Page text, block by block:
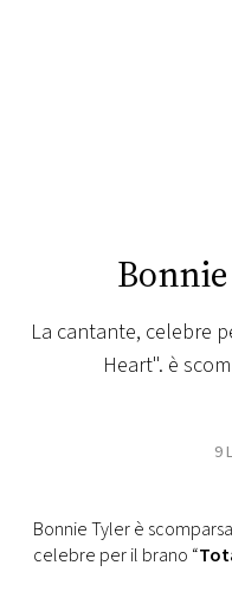
TV
RMC
CONSIGLIA
La cantante, celebre
Heart". è
9
Bonnie Tyler è
celebre per il brano “